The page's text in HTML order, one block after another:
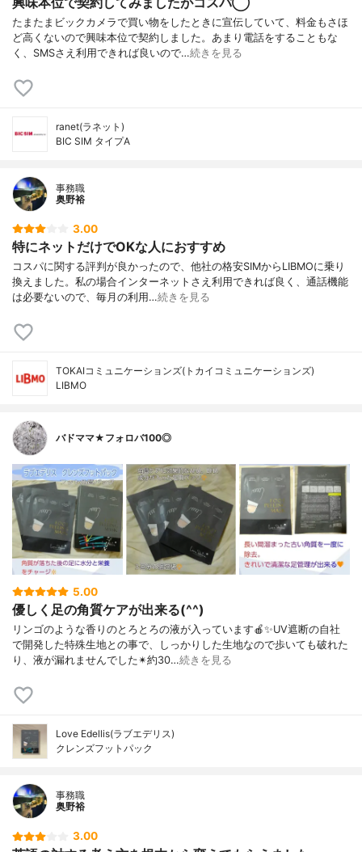
たまたまビックカメラで買い物をしたときに宣伝していて、料金もさほ
ど高くないので興味本位で契約しました。あまり電話をすることもな
く、SMSさえ利用できれば良いので…続きを見る
ranet(ラネット)
BIC SIM タイプA
事務職
奥野裕
3.00
特にネットだけでOKな人におすすめ
コスパに関する評判が良かったので、他社の格安SIMからLIBMOに乗り
換えました。私の場合インターネットさえ利用できれば良く、通話機能
は必要ないので、毎月の利用…続きを見る
TOKAIコミュニケーションズ(トカイコミュニケーションズ)
LIBMO
バドママ★フォロバ100◎
5.00
優しく足の角質ケアが出来る(^^)
リンゴのような香りのとろとろの液が入っています🍎✨UV遮断の自社
で開発した特殊生地との事で、しっかりした生地なので歩いても破れた
り、液が漏れませんでした✴約30…続きを見る
Love Edellis(ラブエデリス)
クレンズフットパック
事務職
奥野裕
3.00